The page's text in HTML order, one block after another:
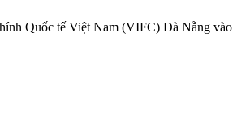
Quốc tế Việt Nam (VIFC) Đà Nẵng vào